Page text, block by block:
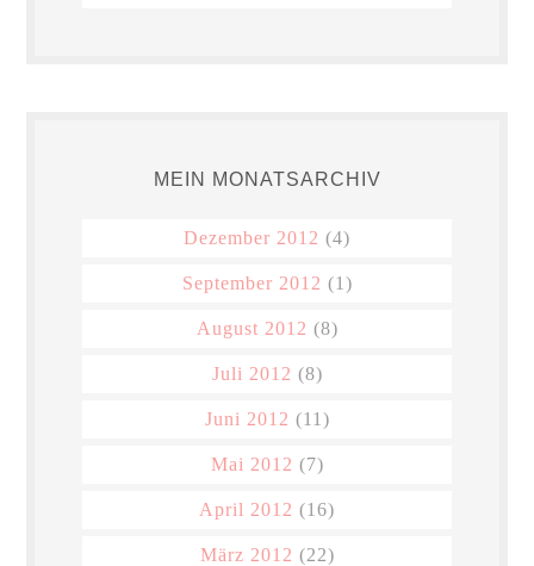
MEIN MONATSARCHIV
Dezember 2012 (4)
September 2012 (1)
August 2012 (8)
Juli 2012 (8)
Juni 2012 (11)
Mai 2012 (7)
April 2012 (16)
März 2012 (22)